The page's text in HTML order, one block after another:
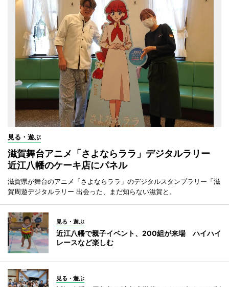
見る・遊ぶ
滋賀舞台アニメ「さよならララ」デジタルラリー
近江八幡のケーキ店にパネル
滋賀県が舞台のアニメ「さよならララ」のデジタルスタンプラリー「滋
賀周遊デジタルラリー 出会った、まだ知らない滋賀と。
見る・遊ぶ
近江八幡で親子イベント、200組が来場 ハイハイ
レースなど楽しむ
見る・遊ぶ